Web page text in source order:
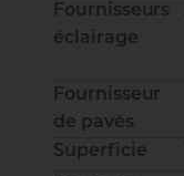
Fournisseurs
éclairage
Fournisseur
de pavés
Superficie